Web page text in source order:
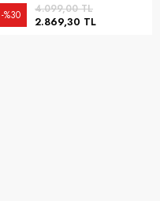
2.869,30 TL
4.099,00 TL
%30